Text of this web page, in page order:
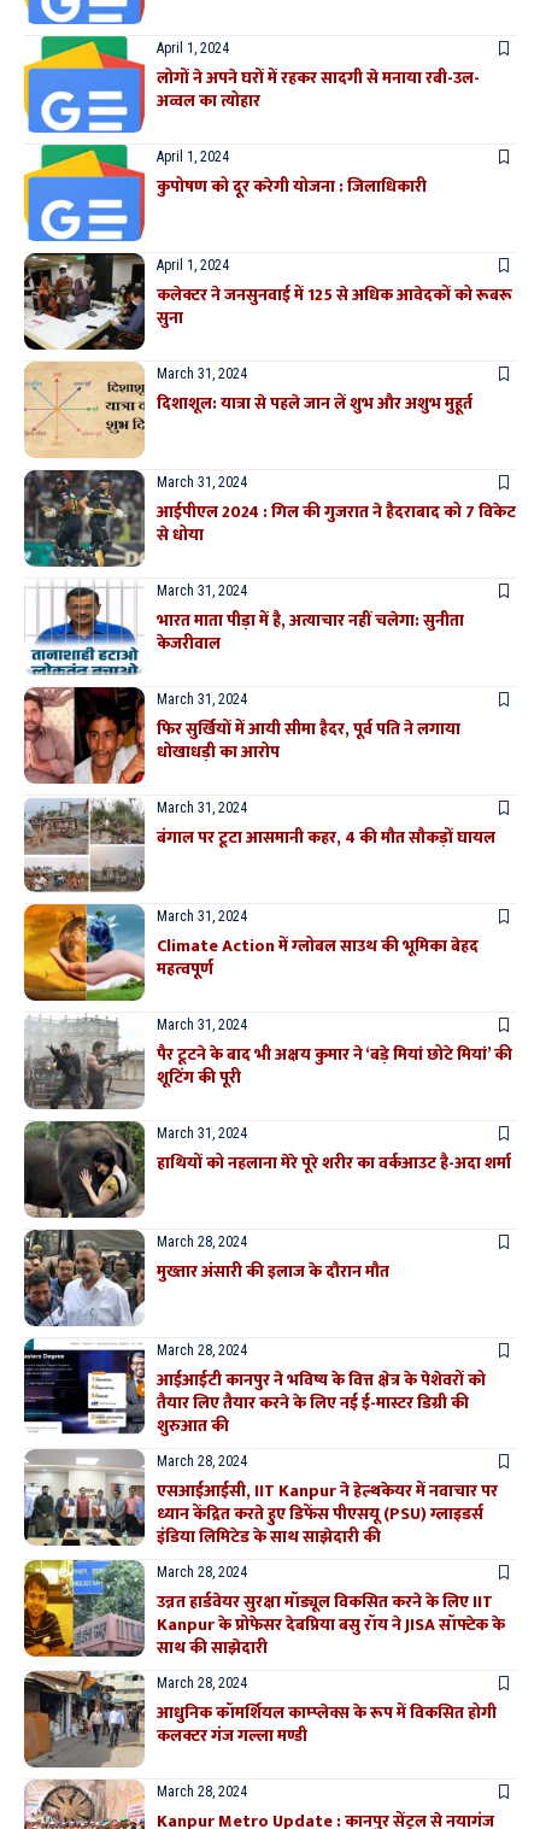
April 1, 2024
लोगों ने अपने घरों में रहकर सादगी से मनाया रबी-उल-
अव्वल का त्योहार
April 1, 2024
कुपोषण को दूर करेगी योजना : जिलाधिकारी
April 1, 2024
कलेक्टर ने जनसुनवाई में 125 से अधिक आवेदकों को रूबरू
सुना
March 31, 2024
दिशाशूल: यात्रा से पहले जान लें शुभ और अशुभ मुहूर्त
March 31, 2024
आईपीएल 2024 : गिल की गुजरात ने हैदराबाद को 7 विकेट
से धोया
March 31, 2024
भारत माता पीड़ा में है, अत्याचार नहीं चलेगा: सुनीता
केजरीवाल
March 31, 2024
फिर सुर्खियों में आयी सीमा हैदर, पूर्व पति ने लगाया
धोखाधड़ी का आरोप
March 31, 2024
बंगाल पर टूटा आसमानी कहर, 4 की मौत सौकड़ों घायल
March 31, 2024
Climate Action में ग्‍लोबल साउथ की भूमिका बेहद
महत्‍वपूर्ण
March 31, 2024
पैर टूटने के बाद भी अक्षय कुमार ने ‘बड़े मियां छोटे मियां’ की
शूटिंग की पूरी
March 31, 2024
हाथियों को नहलाना मेरे पूरे शरीर का वर्कआउट है-अदा शर्मा
March 28, 2024
मुख्तार अंसारी की इलाज के दौरान मौत
March 28, 2024
आईआईटी कानपुर ने भविष्य के वित्त क्षेत्र के पेशेवरों को
तैयार लिए तैयार करने के लिए नई ई-मास्टर डिग्री की
शुरुआत की
March 28, 2024
एसआईआईसी, IIT Kanpur ने हेल्थकेयर में नवाचार पर
ध्यान केंद्रित करते हुए डिफेंस पीएसयू (PSU) ग्लाइडर्स
इंडिया लिमिटेड के साथ साझेदारी की
March 28, 2024
उन्नत हार्डवेयर सुरक्षा मॉड्यूल विकसित करने के लिए IIT
Kanpur के प्रोफेसर देबप्रिया बसु रॉय ने JISA सॉफ्टेक के
साथ की साझेदारी
March 28, 2024
आधुनिक कॉमर्शियल काम्प्लेक्स के रूप में विकसित होगी
कलक्टर गंज गल्ला मण्डी
March 28, 2024
Kanpur Metro Update : कानपुर सेंट्रल से नयागंज